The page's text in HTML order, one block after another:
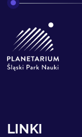
LINKI